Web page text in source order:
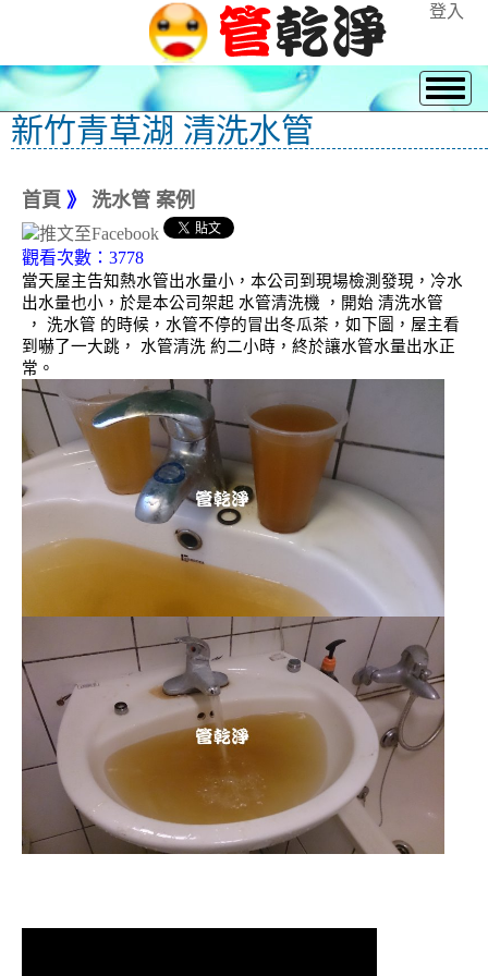
登入
新竹青草湖 清洗水管
首頁 》 洗水管 案例
觀看次數：3778
當天屋主告知熱水管出水量小，本公司到現場檢測發現，冷水
出水量也小，於是本公司架起 水管清洗機 ，開始 清洗水管
， 洗水管 的時候，水管不停的冒出冬瓜茶，如下圖，屋主看
到嚇了一大跳， 水管清洗 約二小時，終於讓水管水量出水正
常。